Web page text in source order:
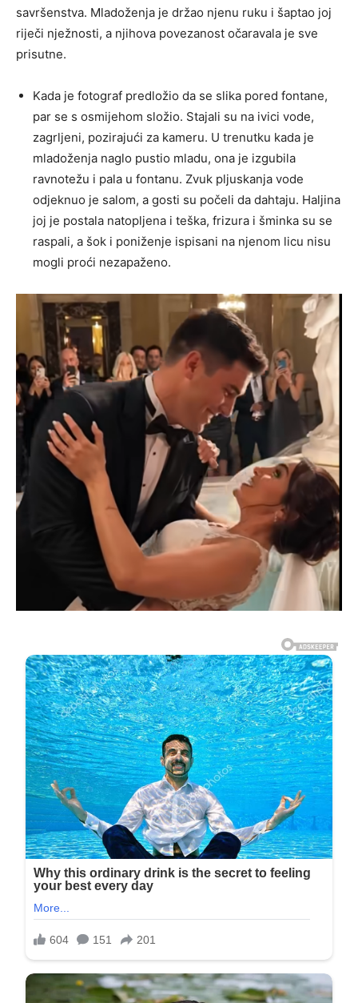
savršenstva. Mladoženja je držao njenu ruku i šaptao joj
riječi nježnosti, a njihova povezanost očaravala je sve
prisutne.
Kada je fotograf predložio da se slika pored fontane,
par se s osmijehom složio. Stajali su na ivici vode,
zagrljeni, pozirajući za kameru. U trenutku kada je
mladoženja naglo pustio mladu, ona je izgubila
ravnotežu i pala u fontanu. Zvuk pljuskanja vode
odjeknuo je salom, a gosti su počeli da dahtaju. Haljina
joj je postala natopljena i teška, frizura i šminka su se
raspali, a šok i poniženje ispisani na njenom licu nisu
mogli proći nezapaženo.